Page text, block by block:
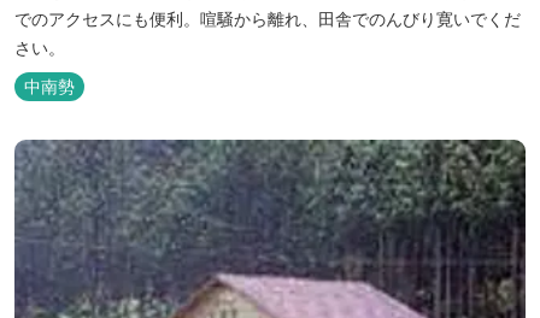
でのアクセスにも便利。喧騒から離れ、田舎でのんびり寛いでくだ
さい。
中南勢